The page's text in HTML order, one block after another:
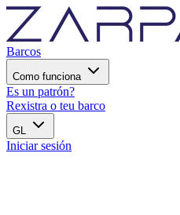
Barcos
Como funciona
Es un patrón?
Rexistra o teu barco
GL
Iniciar sesión